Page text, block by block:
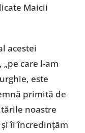
Maicii
acestei
care l-am
este
primită de
noastre
îi încredințăm